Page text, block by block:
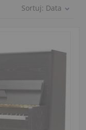
Sortuj: Data